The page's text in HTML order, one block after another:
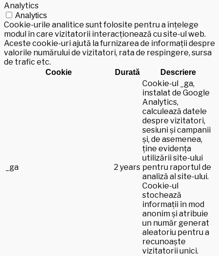
Analytics
Analytics
Cookie-urile analitice sunt folosite pentru a înțelege
modul în care vizitatorii interacționează cu site-ul web.
Aceste cookie-uri ajută la furnizarea de informații despre
valorile numărului de vizitatori, rata de respingere, sursa
de trafic etc.
Cookie Durată Descriere
_ga 2 years
Cookie-ul _ga,
instalat de Google
Analytics,
calculează datele
despre vizitatori,
sesiuni și campanii
și, de asemenea,
ține evidența
utilizării site-ului
pentru raportul de
analiză al site-ului.
Cookie-ul
stochează
informații în mod
anonim și atribuie
un număr generat
aleatoriu pentru a
recunoaște
vizitatorii unici.